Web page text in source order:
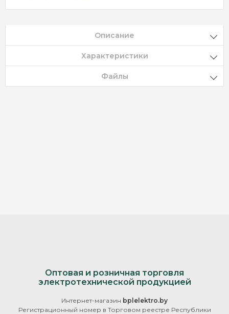
Описание
Характеристики
Файлы
Оптовая и розничная торговля
электротехнической продукцией
Интернет-магазин bplelektro.by
Регистрационный номер в Торговом реестре Республики